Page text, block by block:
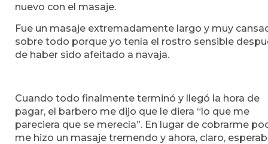
nuevo con el masaje.
Fue un masaje extremadamente largo y muy
sobre todo porque yo tenía el rostro sensible
de haber sido afeitado a navaja.
Cuando todo finalmente terminó y llegó la hora de
pagar, el barbero me dijo que le diera “lo que me
pareciera que se merecía”. En lugar de cobrarme
me hizo un masaje tremendo y ahora, claro,